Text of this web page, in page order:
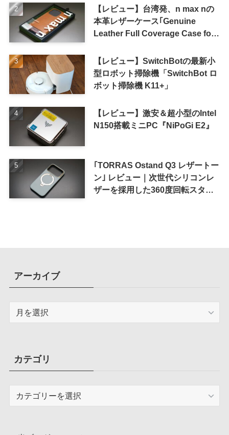
【レビュー】台湾発、n max nの
本革レザーケース｢Genuine
Leather Full Coverage Case for
【レビュー】SwitchBotの最新小
型ロボット掃除機「SwitchBot ロ
ボット掃除機 K11+」
【レビュー】激安＆超小型のIntel
N150搭載ミニPC『NiPoGi E2』
｢TORRAS Ostand Q3 レザートー
ン｣ レビュー｜次世代シリコンレ
ザーを採用した360度回転スタン
アーカイブ
ブカテゴリ